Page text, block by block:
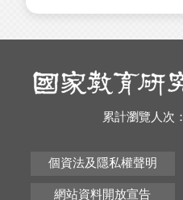
累計瀏覽人次：
個資法及隱私權聲明
網站資料開放宣告